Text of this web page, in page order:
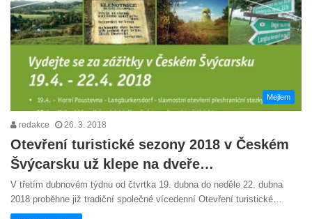
Mejlem
redakce 26. 3. 2018
Otevření turistické sezony 2018 v Českém
Švýcarsku už klepe na dveře…
V třetím dubnovém týdnu od čtvrtka 19. dubna do neděle 22. dubna
2018 proběhne již tradiční společné vícedenní Otevření turistické…